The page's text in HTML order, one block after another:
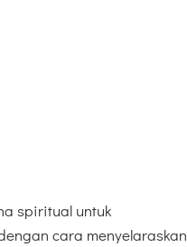
spiritual untuk
cara menyelaraskan